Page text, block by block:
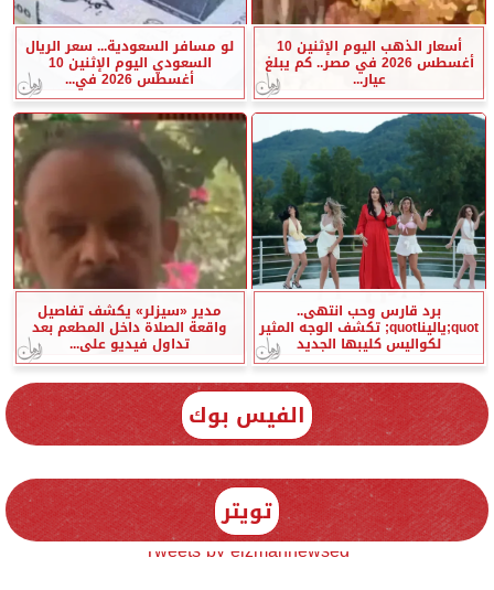
أسعار الذهب اليوم الإثنين 10
أغسطس 2026 في مصر.. كم يبلغ
عيار...
لو مسافر السعودية... سعر الريال
السعودي اليوم الإثنين 10
أغسطس 2026 في...
برد قارس وحب انتهى..
quot;ياليناquot; تكشف الوجه المثير
لكواليس كليبها الجديد
مدير «سيزلر» يكشف تفاصيل
واقعة الصلاة داخل المطعم بعد
تداول فيديو على...
الفيس بوك
تويتر
Tweets by elzmannewseg